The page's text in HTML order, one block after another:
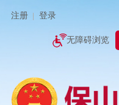
注册 登录
无障碍浏览